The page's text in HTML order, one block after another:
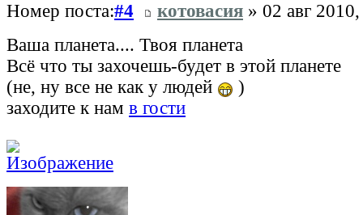
Номер поста:#4 котовасия » 02 авг
Ваша планета.... Твоя планета
Всё что ты захочешь-будет в этой планете
(не, ну все не как у людей
)
заходите к нам в гости